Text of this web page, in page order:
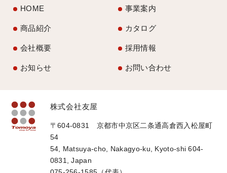
HOME 事業案内
商品紹介 カタログ
会社概要 採用情報
お知らせ お問い合わせ
株式会社友屋
〒604-0831 京都市中京区二条通高倉西入松屋町
54
54, Matsuya-cho, Nakagyo-ku, Kyoto-shi 604-
0831, Japan